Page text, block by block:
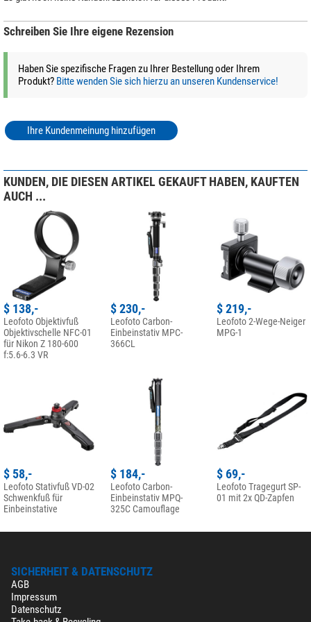
Schreiben Sie Ihre eigene Rezension
Haben Sie spezifische Fragen zu Ihrer Bestellung oder Ihrem
Produkt? Bitte wenden Sie sich hierzu an unseren Kundenservice!
Ihre Kundenmeinung hinzufügen
KUNDEN, DIE DIESEN ARTIKEL GEKAUFT HABEN, KAUFTEN
AUCH ...
$ 138,-
Leofoto Objektivfuß
Objektivschelle NFC-01
für Nikon Z 180-600
f:5.6-6.3 VR
$ 230,-
Leofoto Carbon-
Einbeinstativ MPC-
366CL
$ 219,-
Leofoto 2-Wege-Neiger
MPG-1
$ 58,-
Leofoto Stativfuß VD-02
Schwenkfuß für
Einbeinstative
$ 184,-
Leofoto Carbon-
Einbeinstativ MPQ-
325C Camouflage
$ 69,-
Leofoto Tragegurt SP-
01 mit 2x QD-Zapfen
SICHERHEIT & DATENSCHUTZ
AGB
Impressum
Datenschutz